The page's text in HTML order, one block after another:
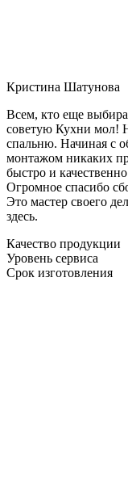
Кристина Шатунова
Всем, кто еще
советую Кухни мол!
спальню. Начиная с
монтажом никаких
быстро и
Огромное спасибо
Это мастер своего
здесь.
Качество продукции
Уровень сервиса
Срок изготовления